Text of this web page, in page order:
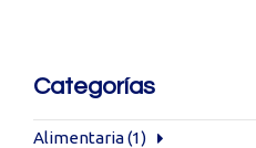
Categorías
Alimentaria(1)